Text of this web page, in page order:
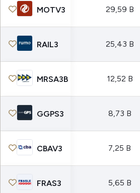
MOTV3 29,59 B
RAIL3 25,43 B
MRSA3B 12,52 B
GGPS3 8,73 B
CBAV3 7,25 B
FRAS3 5,65 B